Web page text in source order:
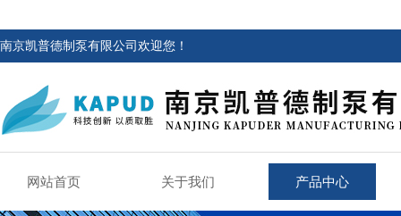
南京凯普德制泵有限公司欢迎您！
网站首页 关于我们 产品中心